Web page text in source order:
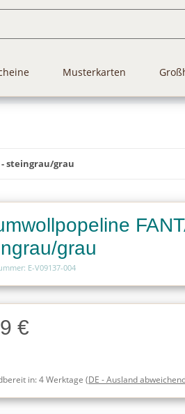
Musterkarten
steingrau/grau
grau
E-V09137-004
€
in:4 Werktage (DE - Ausland